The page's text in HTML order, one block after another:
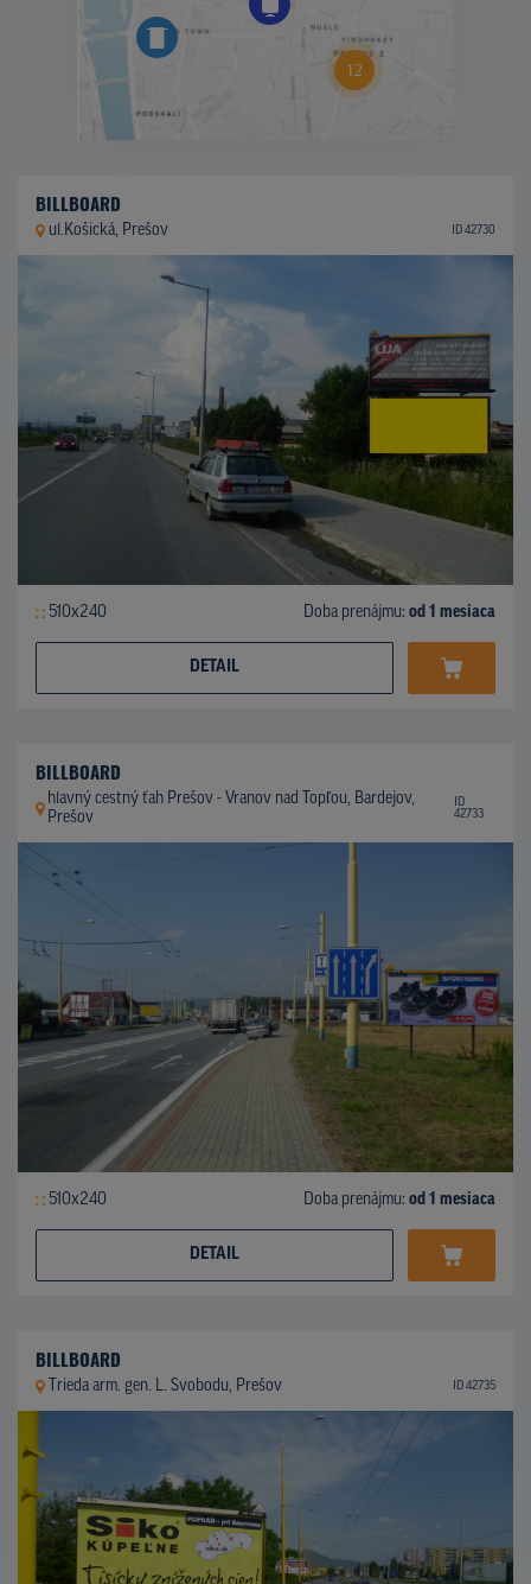
BILLBOARD
ul.Košická, Prešov ID 42730
510x240 Doba prenájmu: od 1 mesiaca
DETAIL
BILLBOARD
hlavný cestný ťah Prešov - Vranov nad Topľou, Bardejov,
Prešov
ID
42733
510x240 Doba prenájmu: od 1 mesiaca
DETAIL
BILLBOARD
Trieda arm. gen. L. Svobodu, Prešov ID 42735